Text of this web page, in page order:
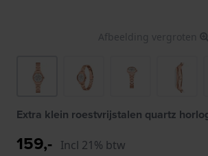
Afbeelding vergroten
Extra klein roestvrijstalen quartz
159,- Incl 21% btw